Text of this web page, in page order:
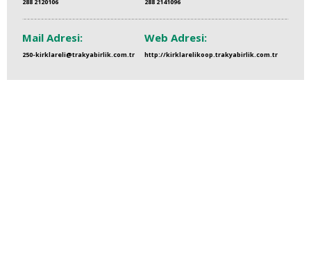
288 2120106 288 2141096
Mail Adresi: Web Adresi:
250-kirklareli@trakyabirlik.com.tr http://kirklarelikoop.trakyabirlik.com.tr